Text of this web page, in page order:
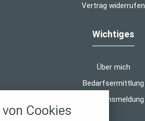
Vertrag widerrufen
Wichtiges
Über mich
Bedarfsermittlung
Schadensmeldung
Cookies
alle verwendeten Cookies und